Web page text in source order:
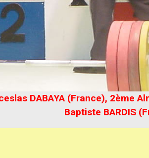
DABAYA (France), 2ème
Baptiste BARDIS